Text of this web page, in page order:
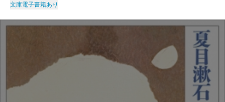
文庫電子書籍あり